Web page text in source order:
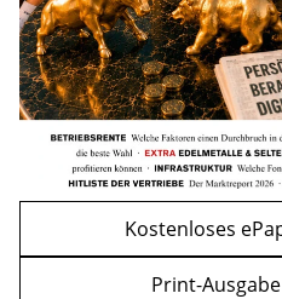
Kostenloses
Print-